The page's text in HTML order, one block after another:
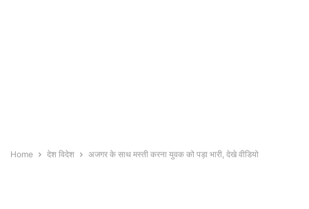
Home देश विदेश अजगर के साथ मस्ती करना युवक को पड़ा भारी, देखे वीडियो